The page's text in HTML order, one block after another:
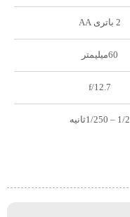
2 باتری AA
60میلیمتر
f/12.7
1/2 – 1/250ثانیه